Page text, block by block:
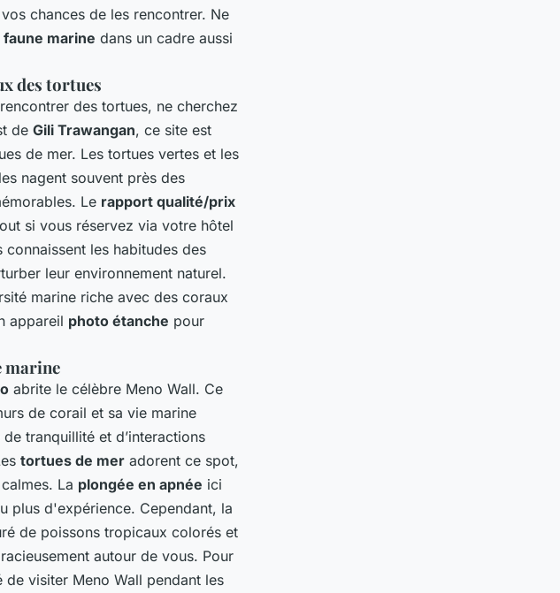
chances de les rencontrer. Ne
faune marine dans un cadre aussi
des tortues
des tortues, ne cherchez
de Gili Trawangan, ce site est
de mer. Les tortues vertes et les
nagent souvent près des
Le rapport qualité/prix
si vous réservez via votre hôtel
les habitudes des
leur environnement naturel.
marine riche avec des coraux
appareil photo étanche pour
marine
abrite le célèbre Meno Wall. Ce
de corail et sa vie marine
de tranquillité et d’interactions
tortues de mer adorent ce spot,
La plongée en apnée ici
plus d'expérience. Cependant, la
de poissons tropicaux colorés et
autour de vous. Pour
visiter Meno Wall pendant les